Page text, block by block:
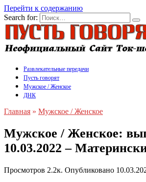
Перейти к содержанию
Search for:
Развлекательные передачи
Пусть говорят
Мужское / Женское
ДНК
Главная » Мужское / Женское
Мужское / Женское:
10.03.2022 –
Просмотров 2.2к. Опубликовано